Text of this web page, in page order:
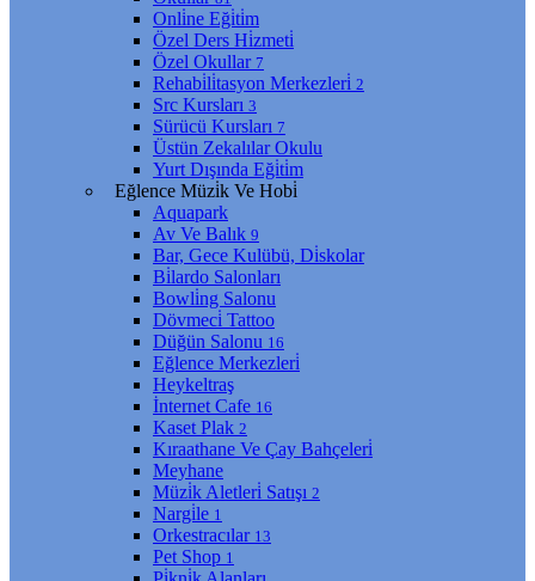
Onli̇ne Eği̇ti̇m
Özel Ders Hi̇zmeti̇
Özel Okullar 7
Rehabi̇li̇tasyon Merkezleri̇ 2
Src Kursları 3
Sürücü Kursları 7
Üstün Zekalılar Okulu
Yurt Dışında Eği̇ti̇m
Eğlence Müzi̇k Ve Hobi̇
Aquapark
Av Ve Balık 9
Bar, Gece Kulübü, Di̇skolar
Bi̇lardo Salonları
Bowli̇ng Salonu
Dövmeci̇ Tattoo
Düğün Salonu 16
Eğlence Merkezleri̇
Heykeltraş
İnternet Cafe 16
Kaset Plak 2
Kıraathane Ve Çay Bahçeleri̇
Meyhane
Müzi̇k Aletleri̇ Satışı 2
Nargi̇le 1
Orkestracılar 13
Pet Shop 1